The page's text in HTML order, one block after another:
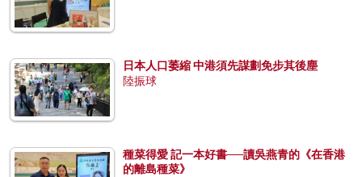
日本人口萎縮 中港須先謀劃免步其後塵
陸振球
種菜得愛 記一本好書──讀吳燕青的《在香港
的離島種菜》